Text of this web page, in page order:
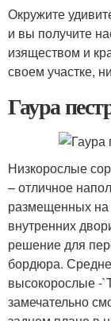
Окружите
и вы получите
изяществом и
своем участке,
Гаура
Низкорослые
– отличное
размещенных на
внутренних
решение для
бордюра.
высокорослые -
замечательно